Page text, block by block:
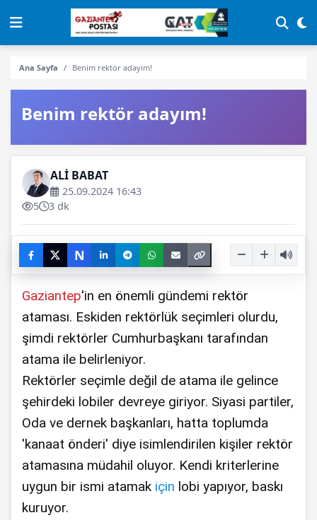
Ana Sayfa Benim rektör adayım!
Benim rektör adayım!
ALİ BABAT
25.09.2024 16:43
5
3 dk
N
Gaziantep'in en önemli gündemi rektör
ataması. Eskiden rektörlük seçimleri olurdu,
şimdi rektörler Cumhurbaşkanı tarafından
atama ile belirleniyor.
Rektörler seçimle değil de atama ile gelince
şehirdeki lobiler devreye giriyor. Siyasi partiler,
Oda ve dernek başkanları, hatta toplumda
'kanaat önderi' diye isimlendirilen kişiler rektör
atamasına müdahil oluyor. Kendi kriterlerine
uygun bir ismi atamak için lobi yapıyor, baskı
kuruyor.